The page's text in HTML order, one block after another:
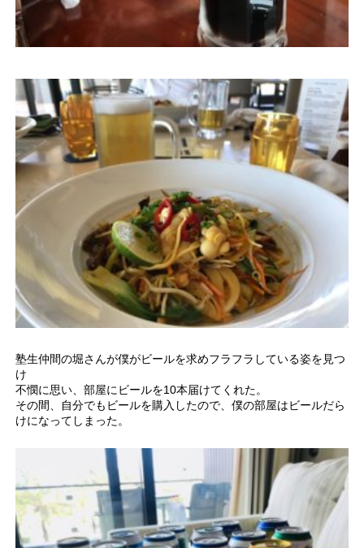
塾生仲間の堀さんが僕がビールを求めフラフラしている姿を見つ
け
不憫に思い、部屋にビールを10本届けてくれた。
その間、自分でもビールを購入したので、僕の部屋はビールだら
けになってしまった。